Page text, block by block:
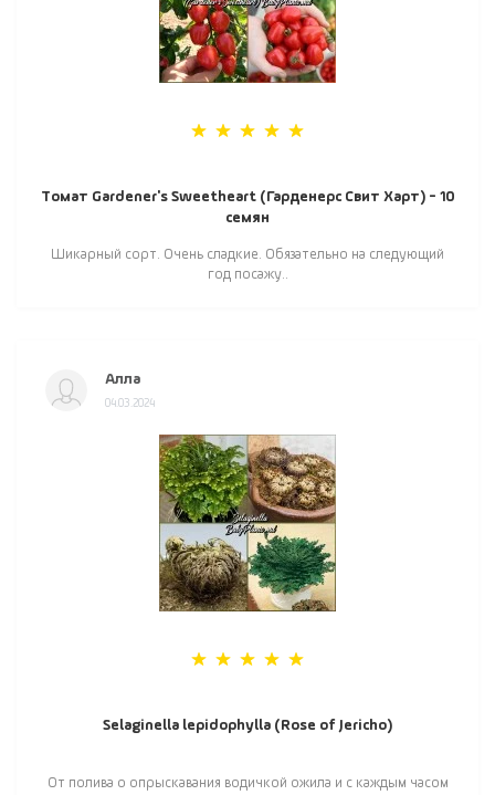
Томат Gardener's Sweetheart (Гарденерс Свит Харт) - 10
семян
Шикарный сорт. Очень сладкие. Обязательно на следующий
год посажу..
Алла
04.03.2024
Selaginella lepidophylla (Rose of Jericho)
От полива о опрыскавания водичкой ожила и с каждым часом